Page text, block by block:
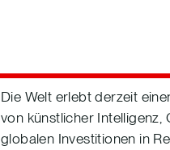
Die Welt erlebt derzeit
von künstlicher
globalen Investitionen in